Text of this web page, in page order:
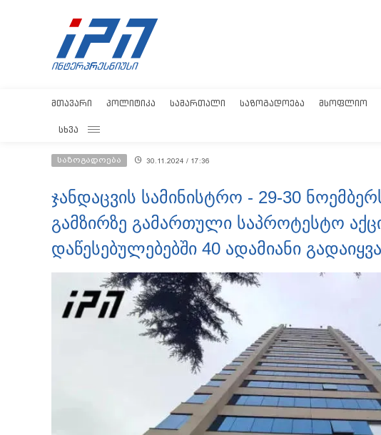
ᲛᲗᲐᲕᲐᲠᲘ ᲞᲝᲚᲘᲢᲘᲙᲐ ᲡᲐᲛᲐᲠᲗᲐᲚᲘ ᲡᲐᲖᲝᲒᲐᲓᲝᲔᲑᲐ ᲛᲡᲝᲤᲚᲘᲝ
ᲡᲮᲕᲐ
საზოგადოება 30.11.2024 / 17:36
ჯანდაცვის სამინისტრო - 29-30
გამზირზე გამართული საპროტესტო
დაწესებულებებში 40 ადამიანი